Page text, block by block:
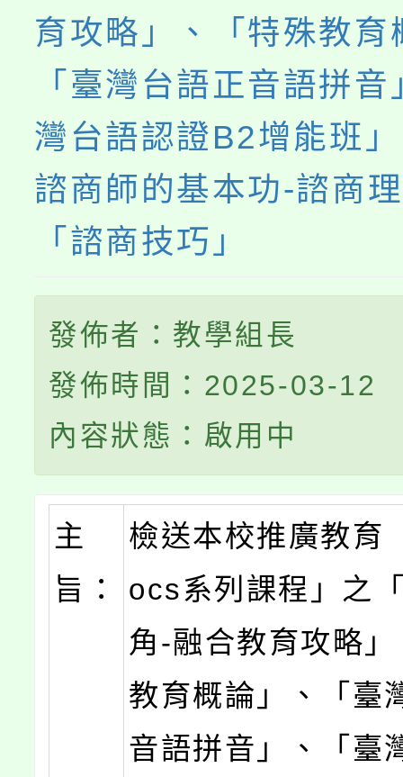
育攻略」、「特殊教育
「臺灣台語正音語拼
灣台語認證B2增能班
諮商師的基本功-諮商
「諮商技巧」
發佈者：教學組長
發佈時間：2025-03-12
內容狀態：啟用中
主
旨：
檢送本校推廣教育
ocs系列課程」之
角-融合教育攻略
教育概論」、「臺
音語拼音」、「臺